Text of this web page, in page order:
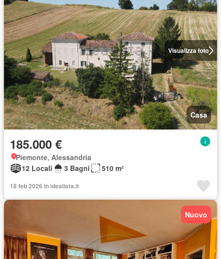
Visualizza foto
Casa
185.000 €
Piemonte, Alessandria
12 Locali
3 Bagni 510 m²
18 feb 2026 in idealista.it
Nuovo